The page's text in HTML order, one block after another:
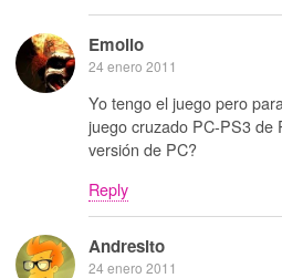
Emolio
24 enero 2011
Yo tengo el juego pero
juego cruzado PC-PS3 de
versión de PC?
Reply
Andresito
24 enero 2011